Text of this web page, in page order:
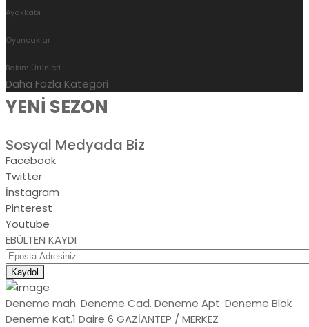
Ayakkabı
Oyuncaklar
Bakım Ürünleri
Daha Fazla Kategori
Kampanyalar
YENİ SEZON
Sosyal Medyada Biz
Facebook
Twitter
İnstagram
Pinterest
Youtube
EBÜLTEN KAYDI
Kaydol
Deneme mah. Deneme Cad. Deneme Apt. Deneme Blok
Deneme Kat.1 Daire 6 GAZİANTEP / MERKEZ